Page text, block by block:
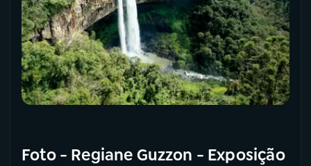
Foto - Regiane Guzzon - Exposição